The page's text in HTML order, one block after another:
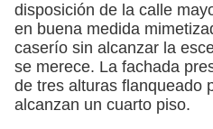
disposición de la calle
en buena medida
caserío sin alcanzar la
se merece. La fachada
de tres alturas flanqueado
alcanzan un cuarto piso.